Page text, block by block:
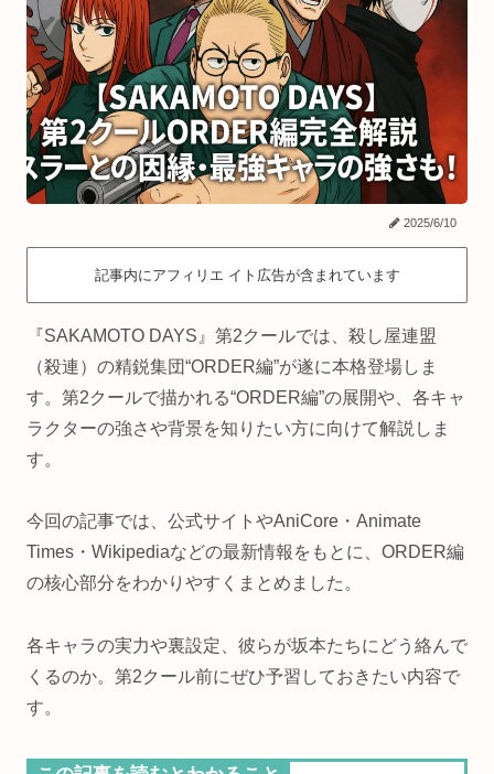
2025/6/10
記事内にアフィリエ イト広告が含まれています
『SAKAMOTO DAYS』第2クールでは、殺し屋連盟
（殺連）の精鋭集団“ORDER編”が遂に本格登場しま
す。第2クールで描かれる“ORDER編”の展開や、各キャ
ラクターの強さや背景を知りたい方に向けて解説しま
す。
今回の記事では、公式サイトやAniCore・Animate
Times・Wikipediaなどの最新情報をもとに、ORDER編
の核心部分をわかりやすくまとめました。
各キャラの実力や裏設定、彼らが坂本たちにどう絡んで
くるのか。第2クール前にぜひ予習しておきたい内容で
す。